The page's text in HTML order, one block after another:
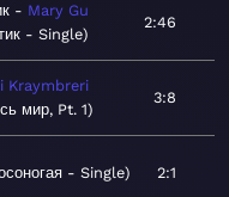
Mary Gu
- Single
2:46
Kraymbreri
мир, Pt. 1
3:8
- Single 2:1